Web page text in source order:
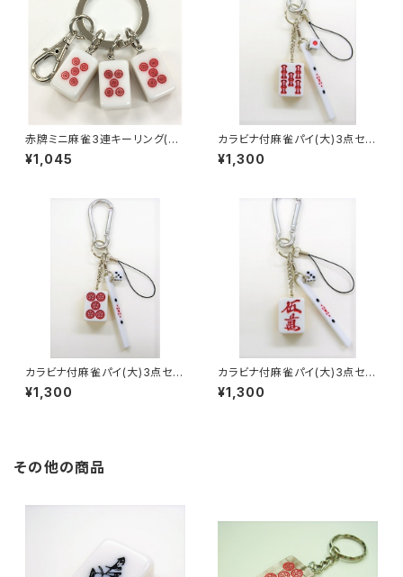
赤牌ミニ麻雀3連キーリング(赤
ウーピン アンコ）
¥1,045
カラビナ付麻雀パイ(大)3点セッ
ト キーホルダー 【赤ウーソ
ー】
¥1,300
カラビナ付麻雀パイ(大)3点セッ
ト キーホルダー 【赤ウーピ
ン】
¥1,300
カラビナ付麻雀パイ(大)3点セッ
ト キーホルダー 【赤ウーマ
ン】
¥1,300
その他の商品